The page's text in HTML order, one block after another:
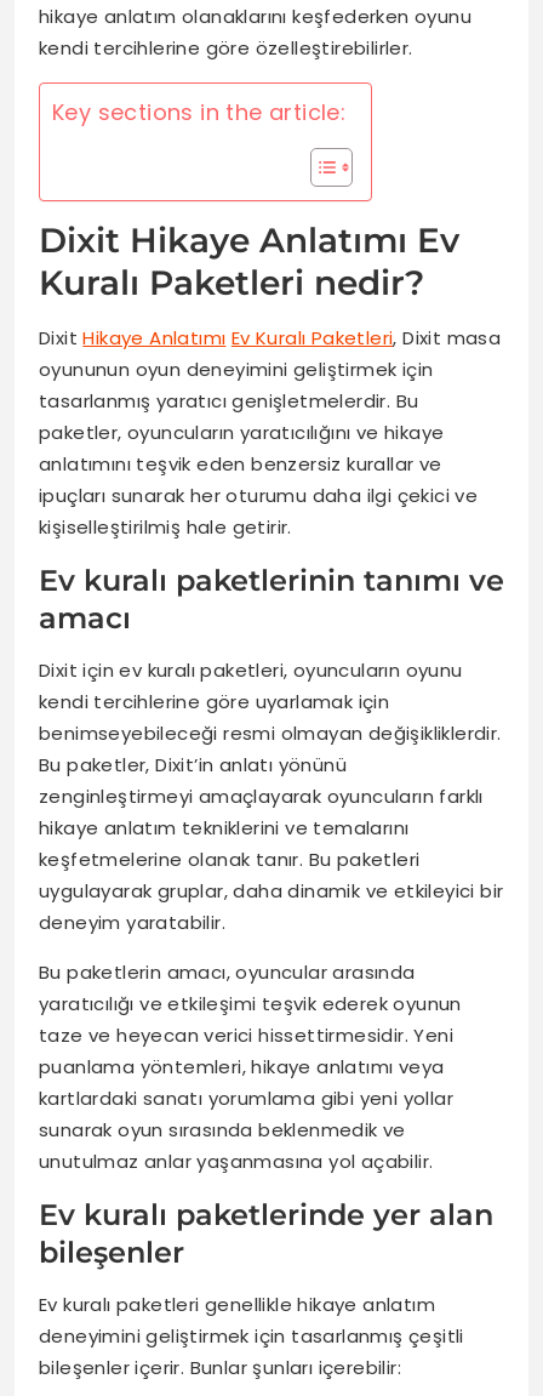
hikaye anlatım olanaklarını keşfederken oyunu
kendi tercihlerine göre özelleştirebilirler.
Key sections in the article:
Dixit Hikaye Anlatımı Ev
Kuralı Paketleri nedir?
DixitHikaye Anlatımı Ev Kuralı Paketleri, Dixit masa
oyununun oyun deneyimini geliştirmek için
tasarlanmış yaratıcı genişletmelerdir. Bu
paketler, oyuncuların yaratıcılığını ve hikaye
anlatımını teşvik eden benzersiz kurallar ve
ipuçları sunarak her oturumu daha ilgi çekici ve
kişiselleştirilmiş hale getirir.
Ev kuralı paketlerinin tanımı ve
amacı
Dixit için ev kuralı paketleri, oyuncuların oyunu
kendi tercihlerine göre uyarlamak için
benimseyebileceği resmi olmayan değişikliklerdir.
Bu paketler, Dixit’in anlatı yönünü
zenginleştirmeyi amaçlayarak oyuncuların farklı
hikaye anlatım tekniklerini ve temalarını
keşfetmelerine olanak tanır. Bu paketleri
uygulayarak gruplar, daha dinamik ve etkileyici bir
deneyim yaratabilir.
Bu paketlerin amacı, oyuncular arasında
yaratıcılığı ve etkileşimi teşvik ederek oyunun
taze ve heyecan verici hissettirmesidir. Yeni
puanlama yöntemleri, hikaye anlatımı veya
kartlardaki sanatı yorumlama gibi yeni yollar
sunarak oyun sırasında beklenmedik ve
unutulmaz anlar yaşanmasına yol açabilir.
Ev kuralı paketlerinde yer alan
bileşenler
Ev kuralı paketleri genellikle hikaye anlatım
deneyimini geliştirmek için tasarlanmış çeşitli
bileşenler içerir. Bunlar şunları içerebilir: